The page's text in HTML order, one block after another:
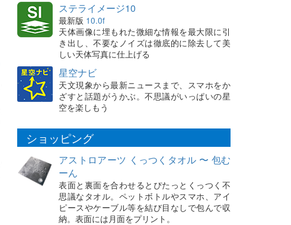
ステライメージ10
最新版 10.0f
天体画像に埋もれた微細な情報を最大限に引
き出し、不要なノイズは徹底的に除去して美
しい天体写真に仕上げる
星空ナビ
天文現象から最新ニュースまで、スマホをか
ざすと話題がうかぶ。不思議がいっぱいの星
空を楽しもう
ショッピング
アストロアーツ くっつくタオル 〜 包む
ーん
表面と裏面を合わせるとぴたっとくっつく不
思議なタオル。ペットボトルやスマホ、アイ
ピースやケーブル等を結び目なしで包んで収
納。表面には月面をプリント。